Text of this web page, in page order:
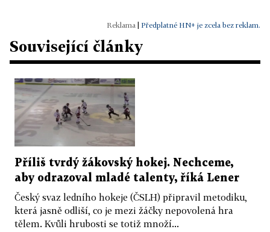
Předplatné HN+ je zcela bez reklam.
Související články
Příliš tvrdý žákovský hokej. Nechceme,
aby odrazoval mladé talenty, říká Lener
Český svaz ledního hokeje (ČSLH) připravil metodiku,
která jasně odliší, co je mezi žáčky nepovolená hra
tělem. Kvůli hrubosti se totiž množí...